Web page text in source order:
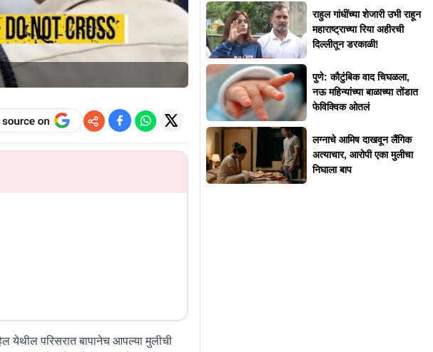
परिसरात बापानेच आपल्या मुलीची
राहुल गांधींच्या शेजारी उभी राहून
महाराष्ट्राच्या रिया अहीरची
दिल्लीतून डरकाळी!
पुणे: कौटुंबिक वाद चिघळला,
नऊ महिन्यांच्या बाळाच्या तोंडात
फेविक्विक ओतलं
लग्नाचे आमिष दाखवून लैंगिक
अत्याचार, आरोपी एका मुलीचा
निघाला बाप